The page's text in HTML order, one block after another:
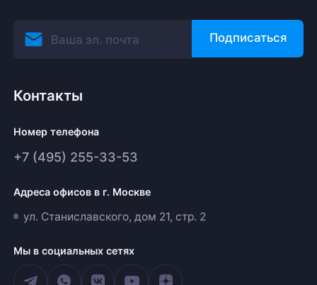
Подписаться
Контакты
Номер телефона
+7 (495) 255-33-53
Адреса офисов в г. Москве
ул. Станиславского, дом 21, стр. 2
Мы в социальных сетях